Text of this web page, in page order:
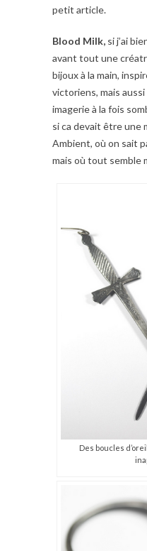
petit article.
Blood Milk, si j’ai
avant tout une
bijoux à la main,
victoriens, mais
imagerie à la fois
si ca devait être une
Ambient, où on sait
mais où tout semble
Des boucles